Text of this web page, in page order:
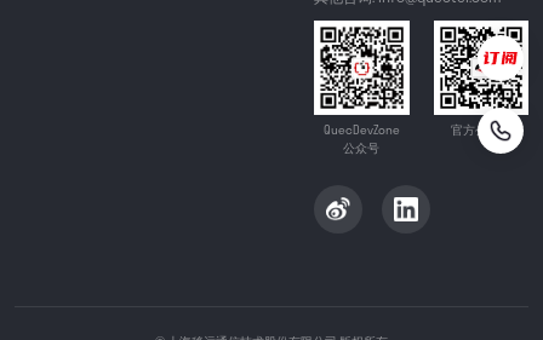
QuecDevZone
公众号
官方公众号